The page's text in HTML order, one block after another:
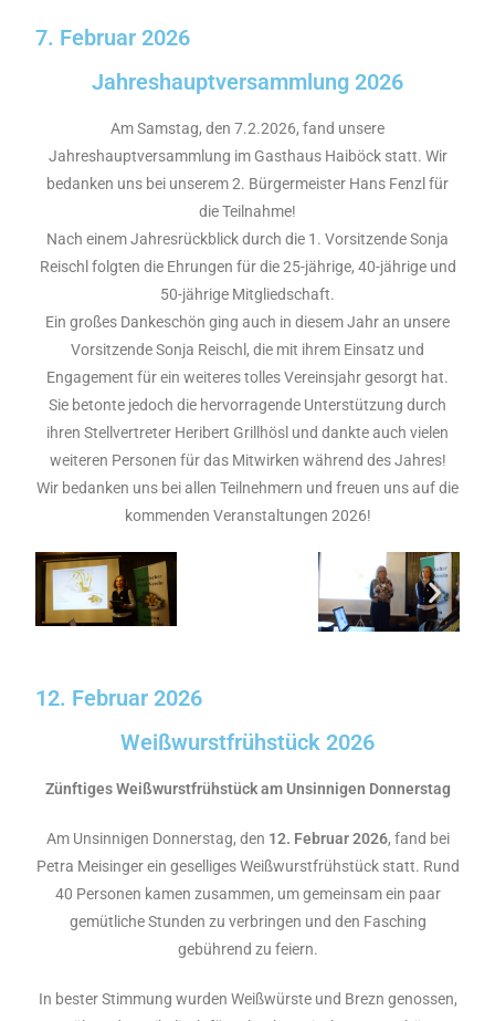
7. Februar 2026
Jahreshauptversammlung 2026
Am Samstag, den 7.2.2026, fand unsere
Jahreshauptversammlung im Gasthaus Haiböck statt. Wir
bedanken uns bei unserem 2. Bürgermeister Hans Fenzl für
die Teilnahme!
Nach einem Jahresrückblick durch die 1. Vorsitzende Sonja
Reischl folgten die Ehrungen für die 25-jährige, 40-jährige und
50-jährige Mitgliedschaft.
Ein großes Dankeschön ging auch in diesem Jahr an unsere
Vorsitzende Sonja Reischl, die mit ihrem Einsatz und
Engagement für ein weiteres tolles Vereinsjahr gesorgt hat.
Sie betonte jedoch die hervorragende Unterstützung durch
ihren Stellvertreter Heribert Grillhösl und dankte auch vielen
weiteren Personen für das Mitwirken während des Jahres!
Wir bedanken uns bei allen Teilnehmern und freuen uns auf die
kommenden Veranstaltungen 2026!
12. Februar 2026
Weißwurstfrühstück 2026
Zünftiges Weißwurstfrühstück am Unsinnigen Donnerstag
Am Unsinnigen Donnerstag, den 12. Februar 2026, fand bei
Petra Meisinger ein geselliges Weißwurstfrühstück statt. Rund
40 Personen kamen zusammen, um gemeinsam ein paar
gemütliche Stunden zu verbringen und den Fasching
gebührend zu feiern.
In bester Stimmung wurden Weißwürste und Brezn genossen,